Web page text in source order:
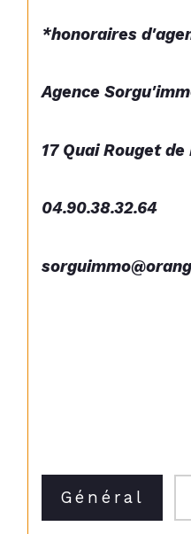
*honoraires
Agence
17 Quai Rouget
04.90.38.32.64
Général